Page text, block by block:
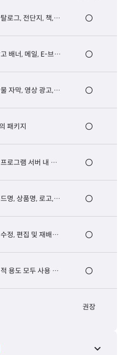
로그, 전단지, 책,
배너, 메일, E-브로
자막, 영상 광고,
패키지
로그램 서버 내 폰
명, 상품명, 로고,
정, 편집 및 재배포
용도 모두 사용 가
권장